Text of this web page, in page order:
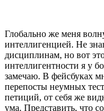
Глобально же меня
интеллигенцией. Не
дисциплинам, но вот
интеллигентности я у
замечаю. В фейсбуках
перепосты неумных
петиций, от себя же
ума. Представить, что